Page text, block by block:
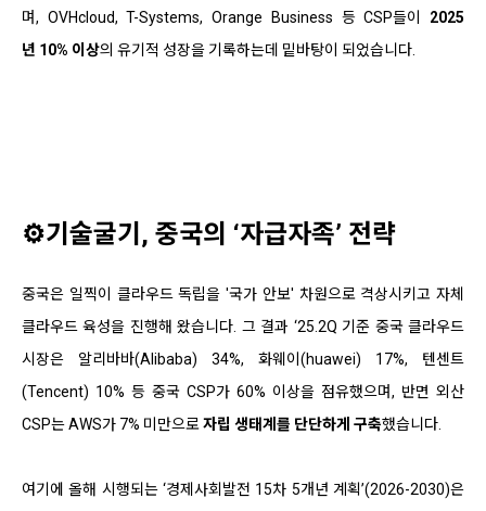
며, OVHcloud, T-Systems, Orange Business 등 CSP들이 2025
년 10% 이상의 유기적 성장을 기록하는데 밑바탕이 되었습니다.
⚙️기술굴기, 중국의 ‘자급자족’ 전략
중국은 일찍이 클라우드 독립을 '국가 안보' 차원으로 격상시키고 자체
클라우드 육성을 진행해 왔습니다. 그 결과 ‘25.2Q 기준 중국 클라우드
시장은 알리바바(Alibaba) 34%, 화웨이(huawei) 17%, 텐센트
(Tencent) 10% 등 중국 CSP가 60% 이상을 점유했으며, 반면 외산
CSP는 AWS가 7% 미만으로자립 생태계를 단단하게 구축했습니다.
여기에 올해 시행되는 ‘경제사회발전 15차 5개년 계획’(2026-2030)은